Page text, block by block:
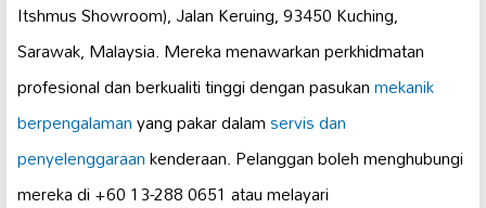
Itshmus Showroom), Jalan Keruing, 93450 Kuching,
Sarawak, Malaysia. Mereka menawarkan perkhidmatan
profesional dan berkualiti tinggi dengan pasukanmekanik
berpengalamanyang pakar dalamservis dan
penyelenggaraankenderaan. Pelanggan boleh menghubungi
mereka di +60 13-288 0651 atau melayari